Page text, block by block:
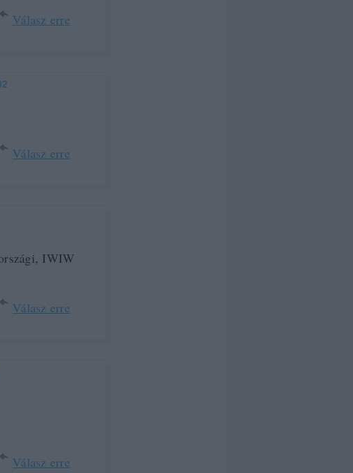
Válasz erre
Válasz erre
IWIW
Válasz erre
Válasz erre